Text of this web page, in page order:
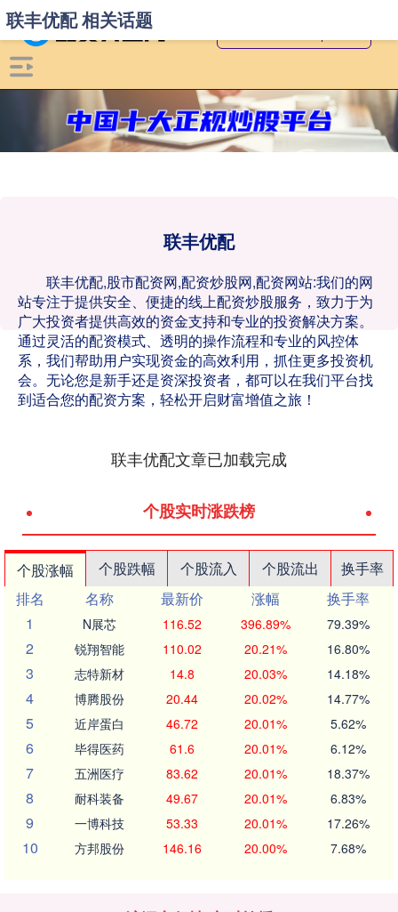
联丰优配
联丰优配,股市配资网,配资炒股网,配资网站:我们的网
站专注于提供安全、便捷的线上配资炒股服务，致力于为
广大投资者提供高效的资金支持和专业的投资解决方案。
通过灵活的配资模式、透明的操作流程和专业的风控体
系，我们帮助用户实现资金的高效利用，抓住更多投资机
会。无论您是新手还是资深投资者，都可以在我们平台找
到适合您的配资方案，轻松开启财富增值之旅！
联丰优配 相关话题
联丰优配文章已加载完成
个股实时涨跌榜
个股涨幅 个股跌幅 个股流入 个股流出
换手率
排名
名称 最新价 涨幅
换手率
1
N展芯 116.52 396.89% 79.39%
2 锐翔智能 110.02 20.21% 16.80%
3 志特新材 14.8 20.03% 14.18%
4 博腾股份 20.44 20.02% 14.77%
5 近岸蛋白 46.72 20.01% 5.62%
6 毕得医药 61.6 20.01% 6.12%
7 五洲医疗 83.62 20.01% 18.37%
8 耐科装备 49.67 20.01% 6.83%
9 一博科技 53.33 20.01% 17.26%
10 方邦股份 146.16 20.00% 7.68%